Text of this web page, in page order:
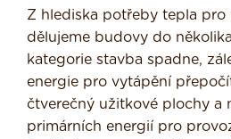
Z hlediska potřeby tepla
dělujeme budovy do
kategorie stavba spadne,
energie pro vytápění
čtverečný užitkové plochy a
primárních energií pro